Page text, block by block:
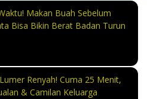
Makan Buah Sebelum
Bisa Bikin Berat Badan Turun
Renyah! Cuma 25 Menit,
& Camilan Keluarga